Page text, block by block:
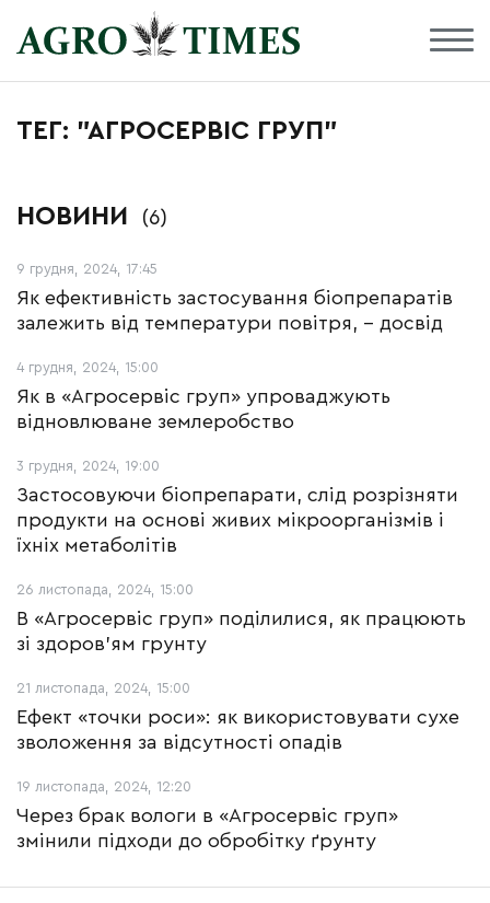
ТЕГ: "АГРОСЕРВІС ГРУП"
НОВИНИ (6)
9 грудня, 2024, 17:45
Як ефективність застосування біопрепаратів
залежить від температури повітря, – досвід
4 грудня, 2024, 15:00
Як в «Агросервіс груп» упроваджують
відновлюване землеробство
3 грудня, 2024, 19:00
Застосовуючи біопрепарати, слід розрізняти
продукти на основі живих мікроорганізмів і
їхніх метаболітів
26 листопада, 2024, 15:00
В «Агросервіс груп» поділилися, як працюють
зі здоров’ям грунту
21 листопада, 2024, 15:00
Ефект «точки роси»: як використовувати сухе
зволоження за відсутності опадів
19 листопада, 2024, 12:20
Через брак вологи в «Агросервіс груп»
змінили підходи до обробітку ґрунту